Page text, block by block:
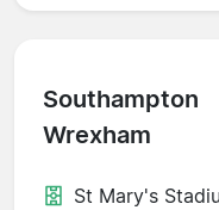
Southampton
Wrexham
St Mary's